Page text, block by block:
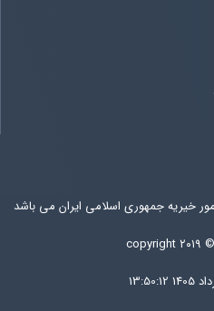
خیریه جمهوری اسلامی ایران می باشد
copyright ۲۰۱۹ ©